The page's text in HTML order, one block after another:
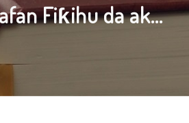
Fiƙihu da ak...